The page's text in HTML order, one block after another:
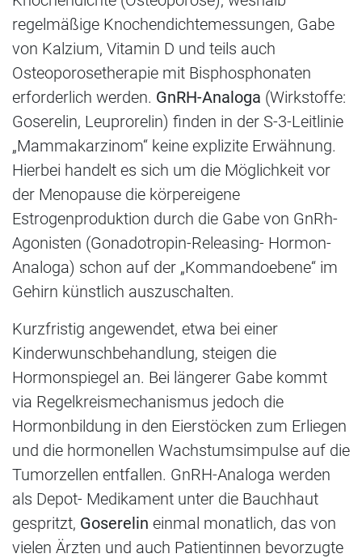
regelmäßige Knochendichtemessungen, Gabe
von Kalzium, Vitamin D und teils auch
Osteoporosetherapie mit Bisphosphonaten
erforderlich werden. GnRH-Analoga (Wirkstoffe:
Goserelin, Leuprorelin) finden in der S-3-Leitlinie
„Mammakarzinom“ keine explizite Erwähnung.
Hierbei handelt es sich um die Möglichkeit vor
der Menopause die körpereigene
Estrogenproduktion durch die Gabe von GnRh-
Agonisten (Gonadotropin-Releasing- Hormon-
Analoga) schon auf der „Kommandoebene“ im
Gehirn künstlich auszuschalten.
Kurzfristig angewendet, etwa bei einer
Kinderwunschbehandlung, steigen die
Hormonspiegel an. Bei längerer Gabe kommt
via Regelkreismechanismus jedoch die
Hormonbildung in den Eierstöcken zum Erliegen
und die hormonellen Wachstumsimpulse auf die
Tumorzellen entfallen. GnRH-Analoga werden
als Depot- Medikament unter die Bauchhaut
gespritzt, Goserelin einmal monatlich, das von
vielen Ärzten und auch Patientinnen bevorzugte